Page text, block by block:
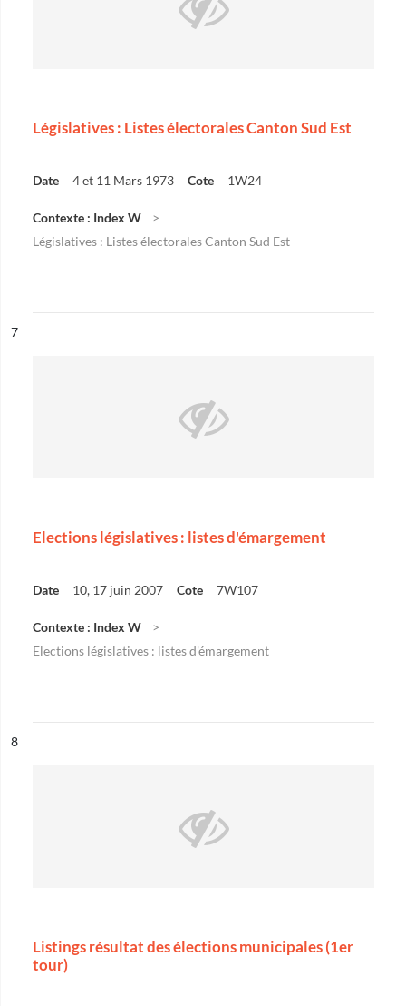
Législatives : Listes électorales Canton Sud Est
Date 4 et 11 Mars 1973 Cote 1W24
Contexte : Index W
Législatives : Listes électorales Canton Sud Est
n°
7
Elections législatives : listes d'émargement
Date 10, 17 juin 2007 Cote 7W107
Contexte : Index W
Elections législatives : listes d'émargement
n°
8
Listings résultat des élections municipales (1er
tour)